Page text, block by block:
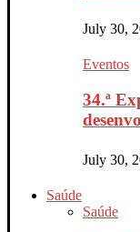
July 30,
Eventos
34.ª
July 30,
Saúde
Saúde